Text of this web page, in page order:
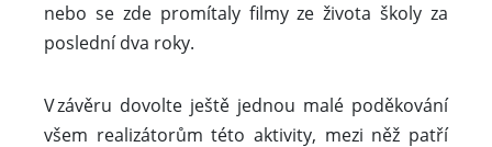
nebo se zde promítaly filmy ze života školy za
poslední dva roky.
V závěru dovolte ještě jednou malé poděkování
všem realizátorům této aktivity, mezi něž patří